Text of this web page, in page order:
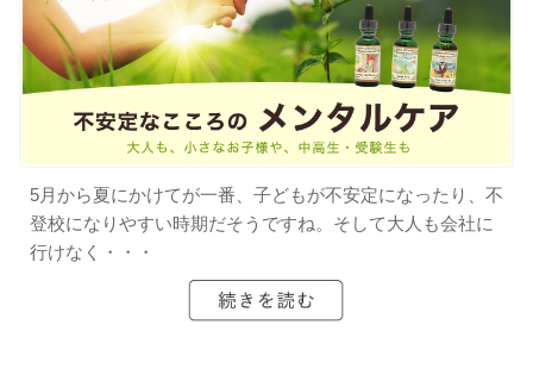
5月から夏にかけてが一番、子どもが不安定になったり、不
登校になりやすい時期だそうですね。そして大人も会社に
行けなく・・・